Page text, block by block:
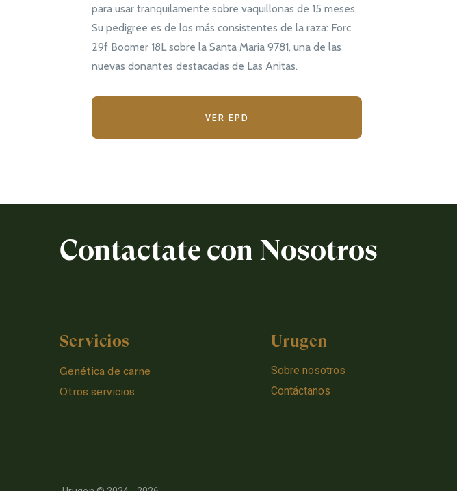
para usar tranquilamente sobre vaquillonas de 15 meses.
Su pedigree es de los más consistentes de la raza: Forc
29f Boomer 18L sobre la Santa Maria 9781, una de las
nuevas donantes destacadas de Las Anitas.
VER EPD
Contactate con Nosotros
Servicios
Genética de carne
Otros servicios
Urugen
Sobre nosotros
Contáctanos